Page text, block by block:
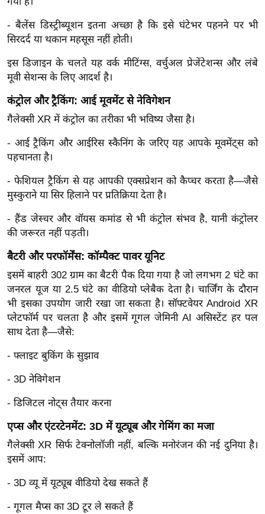
ली
वु
फि
ल्म
स
मी
B
r
e
a
n
g
N
e
w
s
ला
इ
स्टा
इ
टे
क्नॉ
लॉ
टी
- बैलेंस डिस्ट्रीब्यूशन इतना अच्छा है कि इसे घंटेभर पहनने पर भी
सिरदर्द या थकान महसूस नहीं होती।
इस डिजाइन के चलते यह वर्क मीटिंग्स, वर्चुअल प्रेजेंटेशन्स और लंबे
मूवी सेशन्स के लिए आदर्श है।
कंट्रोल और ट्रैकिंग: आई मूवमेंट से नेविगेशन
गैलेक्सी XR में कंट्रोल का तरीका भी भविष्य जैसा है।
- आई ट्रैकिंग और आईरिस स्कैनिंग के जरिए यह आपके मूवमेंट्स को
पहचानता है।
- फेशियल ट्रैकिंग से यह आपकी एक्सप्रेशन को कैप्चर करता है—जैसे
मुस्कुराने या सिर हिलाने पर प्रतिक्रिया देता है।
- हैंड जेस्चर और वॉयस कमांड से भी कंट्रोल संभव है, यानी कंट्रोलर
की जरूरत नहीं पड़ती।
बैटरी और परफॉर्मेंस: कॉम्पैक्ट पावर यूनिट
इसमें बाहरी 302 ग्राम का बैटरी पैक दिया गया है जो लगभग 2 घंटे का
जनरल यूज या 2.5 घंटे का वीडियो प्लेबैक देता है। चार्जिंग के दौरान
भी इसका उपयोग जारी रखा जा सकता है। सॉफ्टवेयर Android XR
प्लेटफॉर्म पर चलता है और इसमें गूगल जेमिनी AI असिस्टेंट हर पल
साथ देता है—जैसे:
- फ्लाइट बुकिंग के सुझाव
- 3D नेविगेशन
- डिजिटल नोट्स तैयार करना
एप्स और एंटरटेनमेंट: 3D में यूट्यूब और गेमिंग का मजा
गैलेक्सी XR सिर्फ टेक्नोलॉजी नहीं, बल्कि मनोरंजन की नई दुनिया है।
इसमें आप:
- 3D व्यू में यूट्यूब वीडियो देख सकते हैं
- गूगल मैप्स का 3D टूर ले सकते हैं